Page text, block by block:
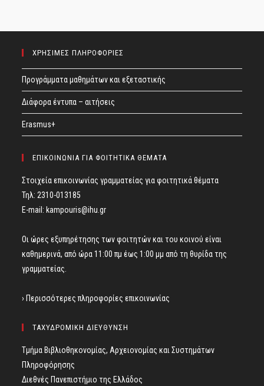
ΧΡΗΣΙΜΕΣ ΠΛΗΡΟΦΟΡΙΕΣ
Προγράμματα μαθημάτων και εξεταστικής
Διάφορα έντυπα – αιτήσεις
Erasmus+
ΕΠΙΚΟΙΝΩΝΙΑ ΓΙΑ ΦΟΙΤΗΤΙΚΑ ΘΕΜΑΤΑ
Στοιχεία επικοινωνίας γραμματείας για φοιτητικά θέματα
Τηλ: 2310-013185
E-mail: kampouris@ihu.gr
Οι ώρες εξυπηρέτησης των φοιτητών και του κοινού είναι
καθημερινά, από ώρα 11:00 πμ έως 1:00 μμ από τη θυρίδα της
γραμματείας.
› Περισσότερες πληροφορίες επικοινωνίας
ΤΑΧΥΔΡΟΜΙΚΗ ΔΙΕΥΘΥΝΣΗ
Τμήμα Βιβλιοθηκονομίας, Αρχειονομίας και Συστημάτων
Πληροφόρησης
Διεθνές Πανεπιστήμιο της Ελλάδος